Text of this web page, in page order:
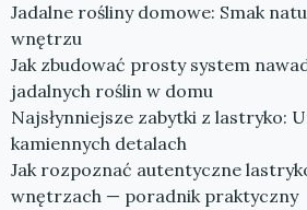
Jadalne rośliny domowe: Smak
wnętrzu
Jak zbudować prosty system
jadalnych roślin w domu
Najsłynniejsze zabytki z lastryko:
kamiennych detalach
Jak rozpoznać autentyczne
wnętrzach — poradnik praktyczny